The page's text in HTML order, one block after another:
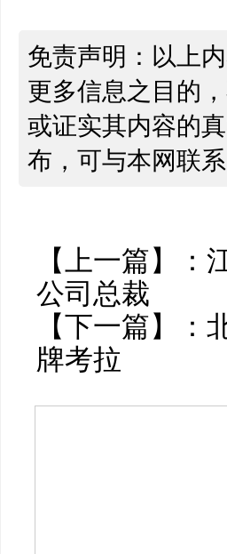
免责声明：以上
更多信息之目的
或证实其内容的
布，可与本网联
【上一篇】：
公司总裁
【下一篇】：
牌考拉